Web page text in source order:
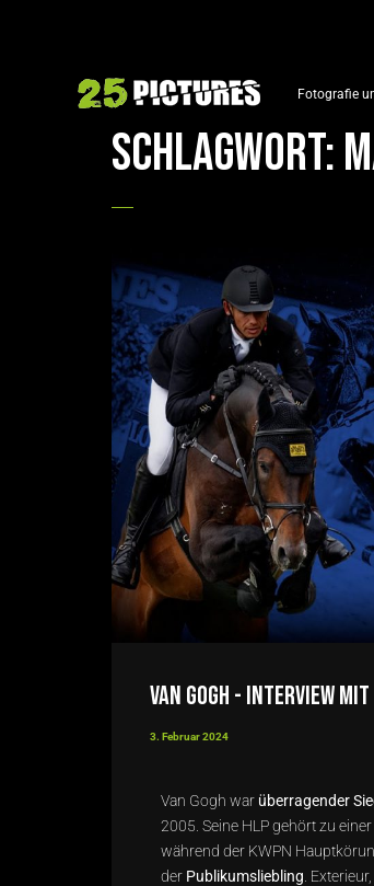
Fotografie
Schlagwort:
Van Gogh - Interview
3. Februar 2024
Van Gogh war überragender
2005. Seine HLP gehört zu
während der KWPN
der Publikumsliebling .